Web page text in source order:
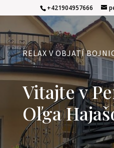
+421904957666
RELAX V OBJATÍ
Vitajte v
Oľga